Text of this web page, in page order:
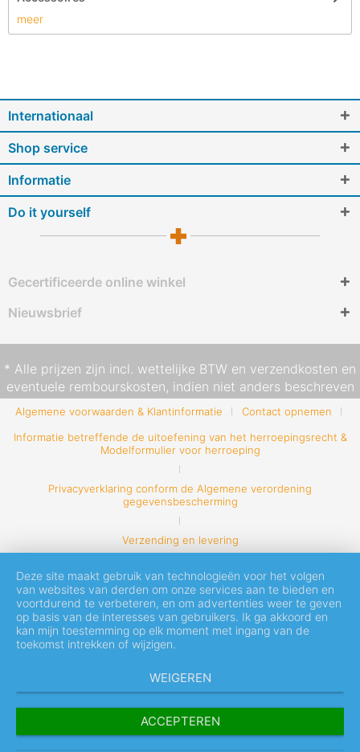
meer
Internationaal
Shop service
Informatie
Do it yourself
Gecertificeerde online winkel
Nieuwsbrief
* Alle prijzen zijn incl. wettelijke BTW en verzendkosten en
eventuele rembourskosten, indien niet anders beschreven
Algemene voorwaarden & Klantinformatie
Contact opnemen
Informatie betreffende de uitoefening van het herroepingsrecht &
Modelformulier voor herroeping
Privacyverklaring conform de Algemene verordening
gegevensbescherming
Verzending en levering
Deze site maakt gebruik van technologieën voor het volgen
van websites van derden om onze services aan te bieden en
voortdurend te verbeteren, en om advertenties weer te geven
op basis van de interesses van gebruikers. Ik ga akkoord en
kan mijn toestemming op elk moment met ingang van de
toekomst intrekken of wijzigen.
WEIGEREN
ACCEPTEREN